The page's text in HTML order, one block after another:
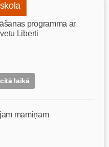
programma ar
Liberti
laikā
māmiņām